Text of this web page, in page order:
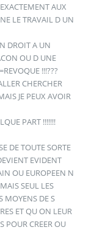
AUX
LE TRAVAIL D UN
DROIT A UN
OU D UNE
!!!???
CHERCHER
JE PEUX AVOIR
PART !!!!!!!
DE TOUTE SORTE
EVIDENT
OU EUROPEEN N
SEUL LES
MOYENS DE S
ET QU ON LEUR
POUR CREER OU